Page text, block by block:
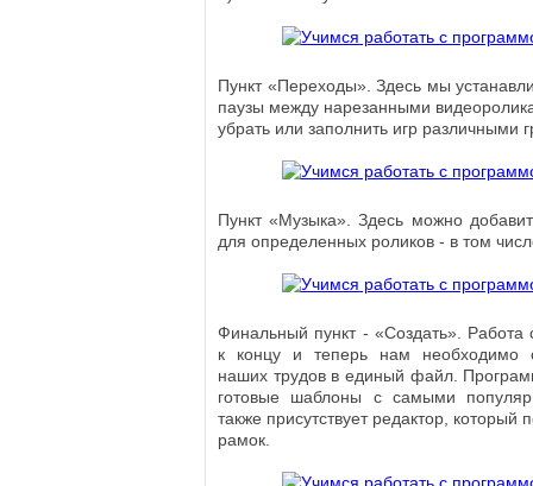
Пункт «Переходы». Здесь мы
паузы между нарезанными
убрать или заполнить игр
Пункт «Музыка». Здесь можно
для определенных роликов - в том
Финальный пункт - «Создать».
к концу и теперь нам необходимо
наших трудов в единый файл.
готовые шаблоны с самыми
также присутствует редактор, который
рамок.